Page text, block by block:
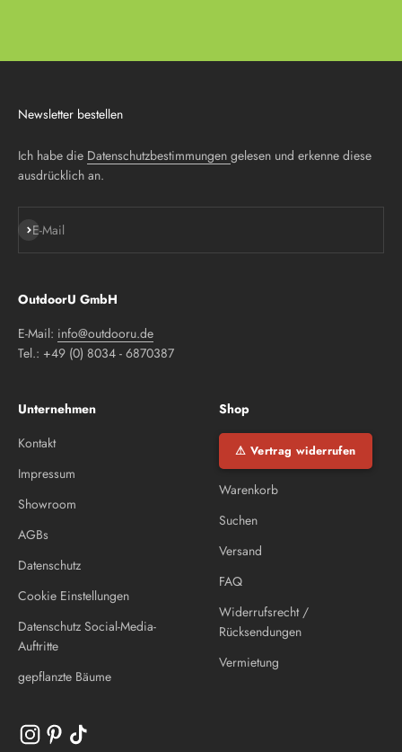
Newsletter bestellen
Ich habe die Datenschutzbestimmungen gelesen und erkenne diese
ausdrücklich an.
E-Mail
Abonnieren
OutdoorU GmbH
E-Mail: info@outdooru.de
Tel.: +49 (0) 8034 - 6870387
Unternehmen
Kontakt
Impressum
Showroom
AGBs
Datenschutz
Cookie Einstellungen
Datenschutz Social-Media-
Auftritte
gepflanzte Bäume
Shop
⚠ Vertrag widerrufen
Warenkorb
Suchen
Versand
FAQ
Widerrufsrecht /
Rücksendungen
Vermietung